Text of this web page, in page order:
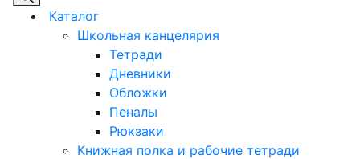
Каталог
Школьная канцелярия
Тетради
Дневники
Обложки
Пеналы
Рюкзаки
Книжная полка и рабочие тетради